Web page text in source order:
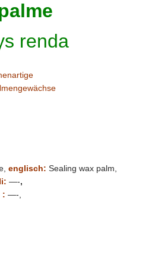
renda
englisch: Sealing wax palm,
—-,
: —-,